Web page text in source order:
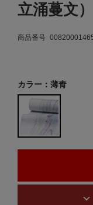
立涌蔓文
商品番号
カラー：薄青